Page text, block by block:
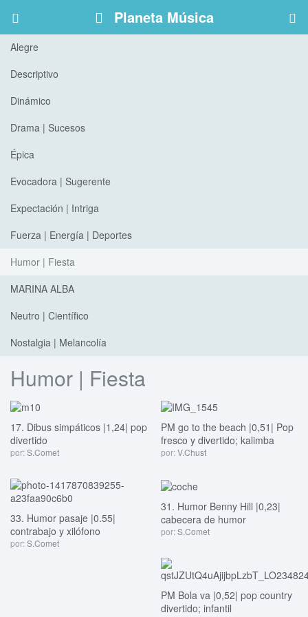
Planeta Música
Alegre
Descriptivo
Dinámico
Drama | Sucesos
Épica
Evocadora | Sugerente
Expectación | Intriga
Fuerza | Energía | Deportes
Humor | Fiesta
MARINA ALBA
Neutro | Científico
Nostalgia | Melancolía
Humor | Fiesta
17. Dibus simpáticos |1,24| pop
divertido
por:S.Comet
PM go to the beach |0,51| Pop
fresco y divertido; kalimba
por:V.Chust
33. Humor pasaje |0.55|
contrabajo y xilófono
por:S.Comet
31. Humor Benny Hill |0,23|
cabecera de humor
por:S.Comet
PM Bola va |0,52| pop country
divertido; infantil